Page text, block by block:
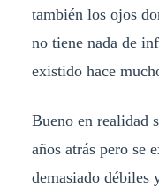
también los ojos
no tiene nada de
existido hace
Bueno en realidad
años atrás pero se
demasiado débiles